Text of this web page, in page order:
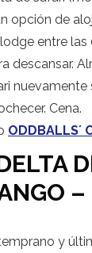
opción de
entre las
descansar.
nuevamente
Cena.
ODDBALLS´
y